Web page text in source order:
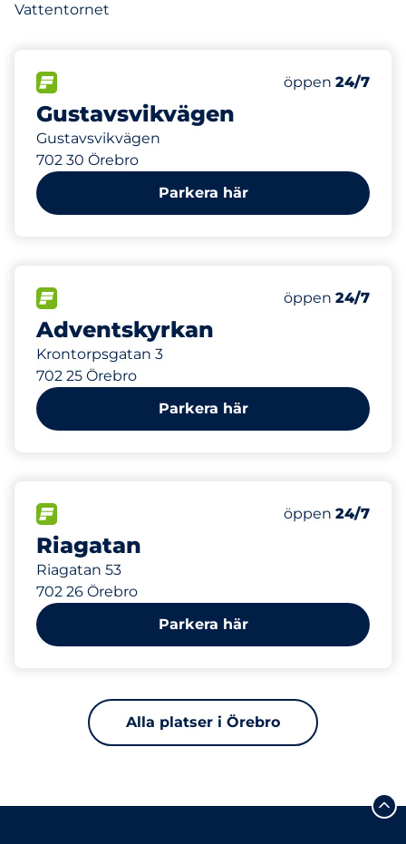
Vattentornet
Gustavsvikvägen
Gustavsvikvägen
702 30 Örebro
Antal
Totalt antal
Fredag&nbsp
öppen 24/7
156 m
Parkera här
Adventskyrkan
Krontorpsgatan 3
702 25 Örebro
Antal
Totalt antal
Fredag&nbsp
öppen 24/7
354 m
Parkera här
Riagatan
Riagatan 53
702 26 Örebro
Antal
Totalt antal
Fredag&nbsp
öppen 24/7
714 m
Parkera här
Alla platser i Örebro